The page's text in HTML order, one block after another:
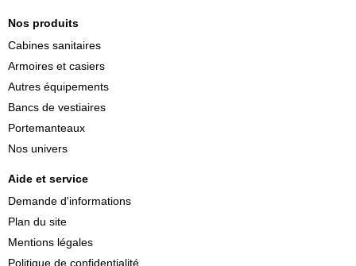
Nos produits
Cabines sanitaires
Armoires et casiers
Autres équipements
Bancs de vestiaires
Portemanteaux
Nos univers
Aide et service
Demande d'informations
Plan du site
Mentions légales
Politique de confidentialité